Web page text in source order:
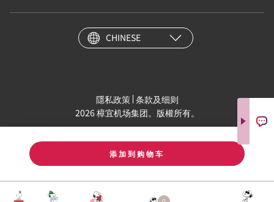
添加到购物车
CHINESE
隱私政策 条款及细则
2026 樟宜机场集团。版權所有。